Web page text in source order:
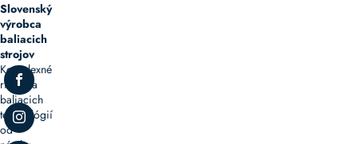
Slovenský
výrobca
baliacich
strojov
Komplexné
riešenia
baliacich
technológií
od